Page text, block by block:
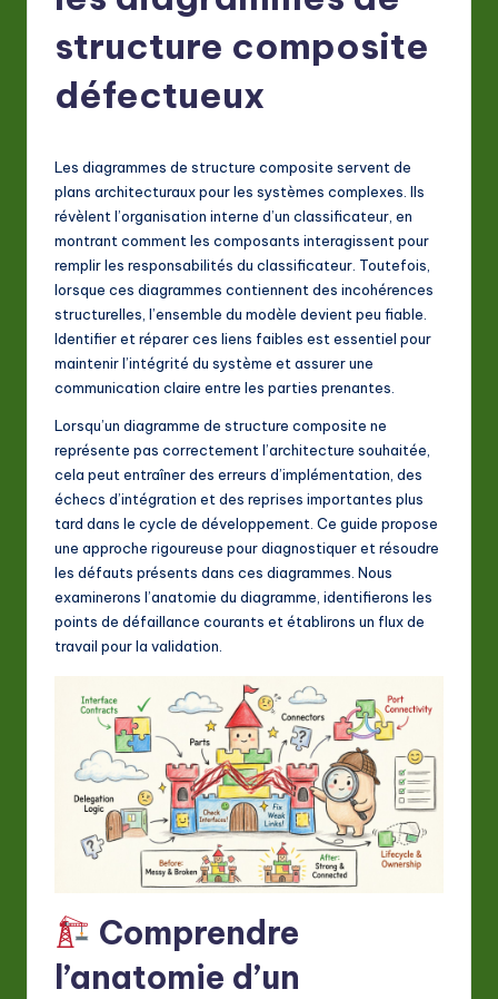
L
in
A
&
S
structure composite
défectueux
Les diagrammes de structure composite servent de
plans architecturaux pour les systèmes complexes. Ils
révèlent l’organisation interne d’un classificateur, en
montrant comment les composants interagissent pour
remplir les responsabilités du classificateur. Toutefois,
lorsque ces diagrammes contiennent des incohérences
structurelles, l’ensemble du modèle devient peu fiable.
Identifier et réparer ces liens faibles est essentiel pour
maintenir l’intégrité du système et assurer une
communication claire entre les parties prenantes.
Lorsqu’un diagramme de structure composite ne
représente pas correctement l’architecture souhaitée,
cela peut entraîner des erreurs d’implémentation, des
échecs d’intégration et des reprises importantes plus
tard dans le cycle de développement. Ce guide propose
une approche rigoureuse pour diagnostiquer et résoudre
les défauts présents dans ces diagrammes. Nous
examinerons l’anatomie du diagramme, identifierons les
points de défaillance courants et établirons un flux de
travail pour la validation.
Comprendre
l’anatomie d’un